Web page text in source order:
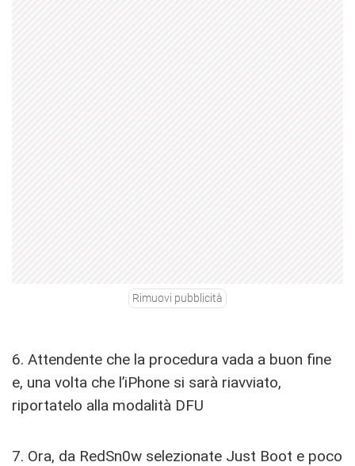
Rimuovi pubblicità
6. Attendente che la procedura vada a buon fine
e, una volta che l’iPhone si sarà riavviato,
riportatelo alla modalità DFU
7. Ora, da RedSn0w selezionate Just Boot e poco